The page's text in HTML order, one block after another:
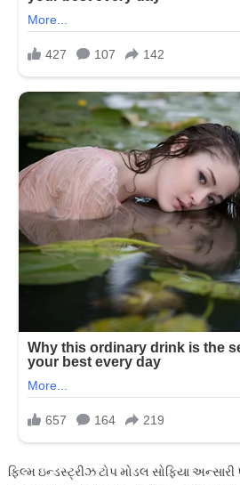
ફિલ્મ ઇન્ડસ્ટ્રીઝ ટોપ મોડલ સોફિયા